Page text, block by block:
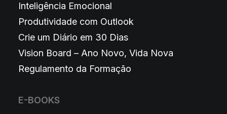
Inteligência Emocional
Produtividade com Outlook
Crie um Diário em 30 Dias
Vision Board – Ano Novo, Vida Nova
Regulamento da Formação
E-BOOKS